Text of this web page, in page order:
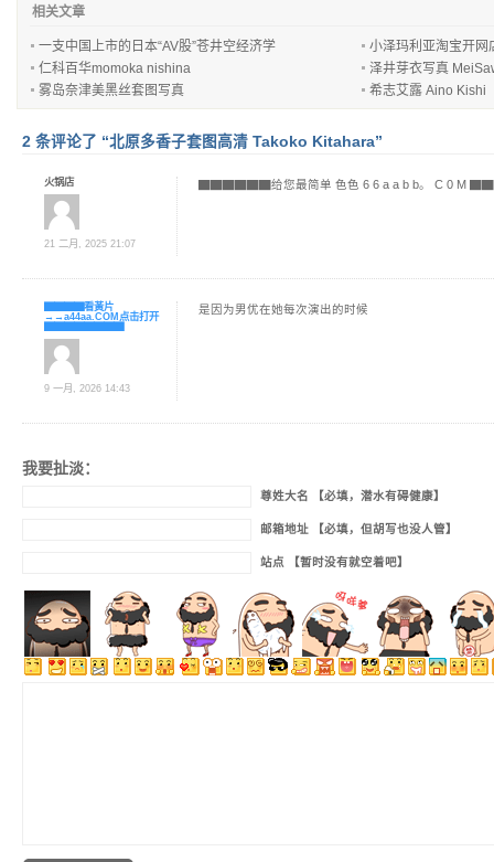
相关文章
一支中国上市的日本“AV股”苍井空经济学
小泽玛利亚淘宝开网
仁科百华momoka nishina
泽井芽衣写真
雾岛奈津美黑丝套图写真
希志艾露 Aino Kishi
2 条评论了 “北原多香子套图高清 Takoko Kitahara”
火锅店
21 二月, 2025 21:07
▇▇▇▇▇▇给您最简单 色色 6 6 a a b b。 C 0 M
▇▇▇▇看黃片
→→a44aa.COM点击打开
▇▇▇▇▇▇▇▇
9 一月, 2026 14:43
是因为男优在她每次演出的时候
我要扯淡：
尊姓大名 【必填，潜水有碍健康】
邮箱地址 【必填，但胡写也没人管】
站点 【暂时没有就空着吧】